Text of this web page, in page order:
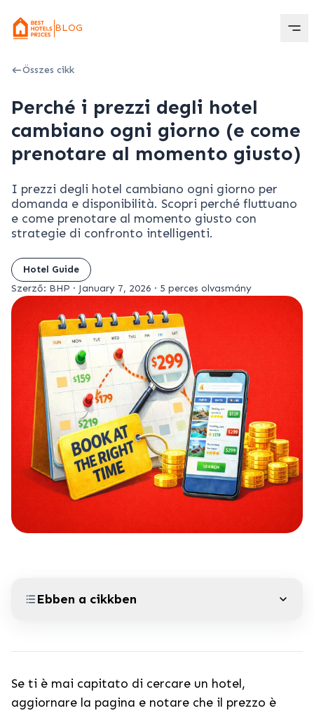
BLOG
Összes cikk
Perché i prezzi degli hotel
cambiano ogni giorno (e come
prenotare al momento giusto)
I prezzi degli hotel cambiano ogni giorno per
domanda e disponibilità. Scopri perché fluttuano
e come prenotare al momento giusto con
strategie di confronto intelligenti.
Hotel Guide
Szerző: BHP · January 7, 2026 · 5 perces olvasmány
Ebben a cikkben
Se ti è mai capitato di cercare un hotel,
aggiornare la pagina e notare che il prezzo è